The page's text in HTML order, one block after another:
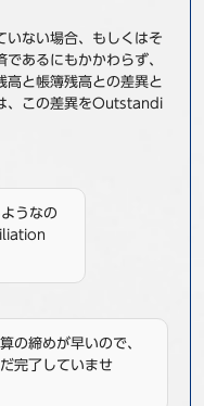
情報
いない場合、もしくはそ
あるにもかかわらず、
高と帳簿残高との差異と
、この差異をOutstandi
うなの
の締めが早いので、
完了していませ